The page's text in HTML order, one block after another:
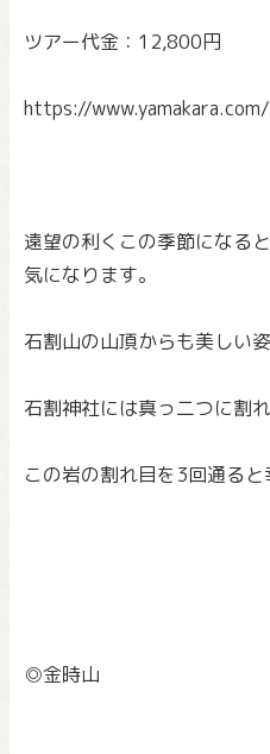
ツアー代金：12,800円
https://www.yamakara.com/
遠望の利くこの季節になる
気になります。
石割山の山頂からも美しい
石割神社には真っ二つに割
この岩の割れ目を3回通ると
◎金時山